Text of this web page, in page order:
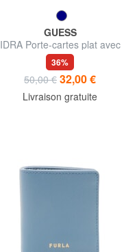
GUESS
IDRA Porte-cartes plat avec
fermeture éclair
36%
50,00 € 32,00 €
Livraison gratuite